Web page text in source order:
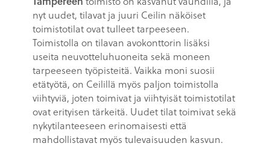
nyt uudet, tilavat ja juuri Ceilin näköiset
toimistotilat ovat tulleet tarpeeseen.
Toimistolla on tilavan avokonttorin lisäksi
useita neuvotteluhuoneita sekä moneen
tarpeeseen työpisteitä. Vaikka moni suosii
etätyötä, on Ceilillä myös paljon toimistolla
viihtyviä, joten toimivat ja viihtyisät toimistotilat
ovat erityisen tärkeitä. Uudet tilat toimivat sekä
nykytilanteeseen erinomaisesti että
mahdollistavat myös tulevaisuuden kasvun.